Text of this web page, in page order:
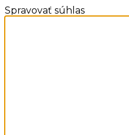
Spravovať súhlas